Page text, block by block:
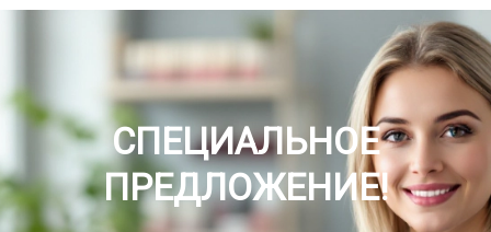
СПЕЦИАЛЬНОЕ
ПРЕДЛОЖЕНИЕ!